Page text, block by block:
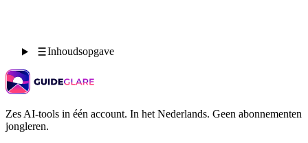
Inhoudsopgave
Zes AI-tools in één account. In het Nederlands. Geen abonnementen
jongleren.